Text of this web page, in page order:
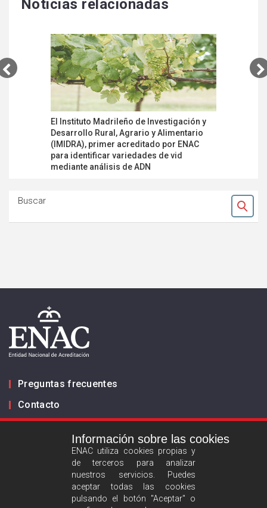
Noticias relacionadas
El Instituto Madrileño de Investigación y
Desarrollo Rural, Agrario y Alimentario
(IMIDRA), primer acreditado por ENAC
para identificar variedades de vid
mediante análisis de ADN
Buscar
Ok
Preguntas frecuentes
Contacto
Información sobre las cookies
ENAC utiliza cookies propias y
de terceros para analizar
nuestros servicios. Puedes
aceptar todas las cookies
pulsando el botón "Aceptar" o